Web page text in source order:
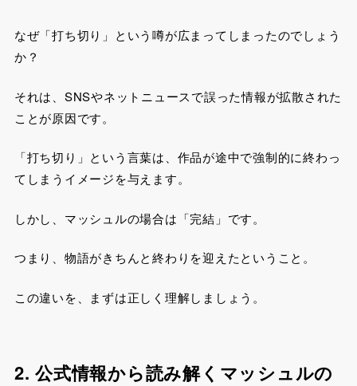
なぜ「打ち切り」という噂が広まってしまったのでしょう
か？
それは、SNSやネットニュースで誤った情報が拡散された
ことが原因です。
「打ち切り」という言葉は、作品が途中で強制的に終わっ
てしまうイメージを与えます。
しかし、マッシュルの場合は「完結」です。
つまり、物語がきちんと終わりを迎えたということ。
この違いを、まずは正しく理解しましょう。
2. 公式情報から読み解くマッシュルの